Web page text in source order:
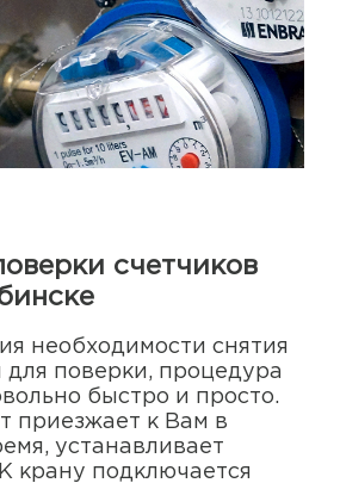
счетчиков
необходимости снятия
для поверки, процедура
быстро и просто.
приезжает к Вам в
устанавливает
крану подключается